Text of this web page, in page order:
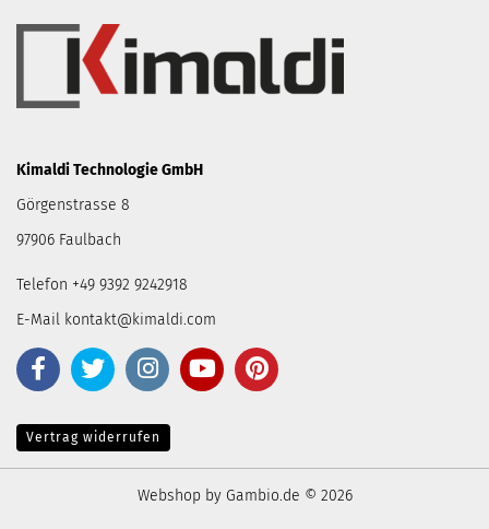
Kimaldi Technologie GmbH
Görgenstrasse 8
97906 Faulbach
Telefon +49 9392 9242918
E-Mail kontakt@kimaldi.com
Vertrag widerrufen
Webshopby Gambio.de © 2026